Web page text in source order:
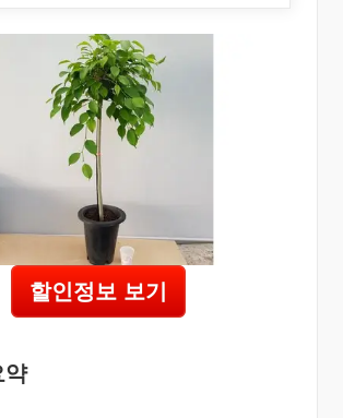
할인정보 보기
약